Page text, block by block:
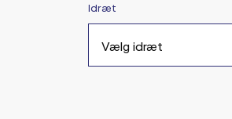
Idræt
Vælg idræt